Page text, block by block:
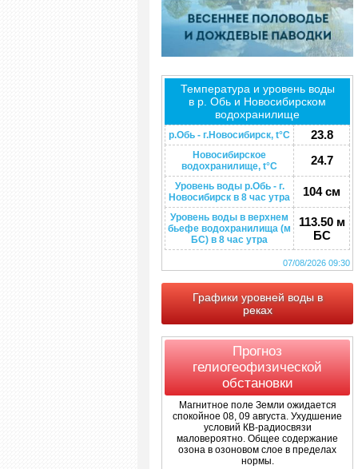
Температура и уровень воды
в р. Обь и Новосибирском
водохранилище
р.Обь - г.Новосибирск, t°C 23.8
Новосибирское
водохранилище, t°C
24.7
Уровень воды р.Обь - г.
Новосибирск в 8 час утра
104 см
Уровень воды в верхнем
бьефе водохранилища (м
БС) в 8 час утра
113.50 м
БС
07/08/2026 09:30
Графики уровней воды в
реках
Прогноз
гелиогеофизической
обстановки
Магнитное поле Земли ожидается
спокойное 08, 09 августа. Ухудшение
условий КВ-радиосвязи
маловероятно. Общее содержание
озона в озоновом слое в пределах
нормы.